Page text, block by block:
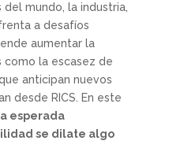
mundo, la industria,
a desafíos
aumentar la
la escasez de
anticipan nuevos
desde RICS. En este
esperada
se dilate algo